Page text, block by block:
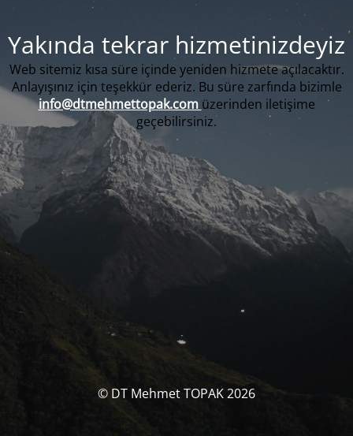
Yakında tekrar hizmetinizdeyiz
Web sitemiz kısa süre içinde yeniden hizmete açılacaktır.
Anlayışınız için teşekkür ederiz. Bu süre zarfında bizimle
info@dtmehmettopak.com üzerinden iletişime
geçebilirsiniz.
© DT Mehmet TOPAK 2026